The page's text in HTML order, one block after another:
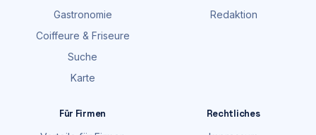
Gastronomie
Coiffeure & Friseure
Suche
Karte
Redaktion
Für Firmen
Rechtliches